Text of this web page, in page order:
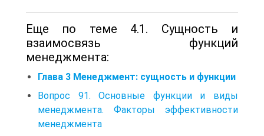
Еще по теме 4.1. Сущность и
взаимосвязь функций
менеджмента:
Глава 3 Менеджмент: сущность и функции
Вопрос 91. Основные функции и виды
менеджмента. Факторы эффективности
менеджмента